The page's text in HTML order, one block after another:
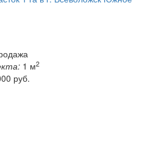
1 м2
руб.